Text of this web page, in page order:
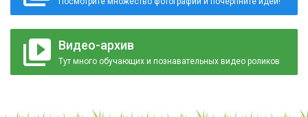
Видео-архив
Тут много обучающих и познавательных видео роликов